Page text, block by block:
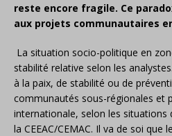
reste encore fragile. Ce
aux projets communautaires
La situation socio-politique en
stabilité relative selon les
à la paix, de stabilité ou de
communautés sous-régionales et
internationale, selon les situations
la CEEAC/CEMAC. Il va de soi que